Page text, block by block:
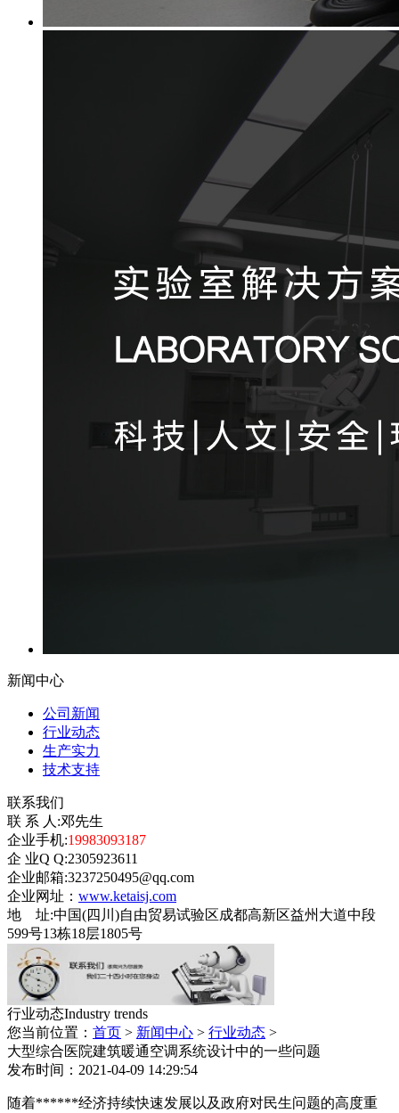
新闻中心
公司新闻
行业动态
生产实力
技术支持
联系我们
联 系 人:邓先生
企业手机:19983093187
企 业Q Q:2305923611
企业邮箱:3237250495@qq.com
企业网址： www.ketaisj.com
地 址:中国(四川)自由贸易试验区成都高新区益州大道中段
599号13栋18层1805号
行业动态Industry trends
您当前位置： 首页 > 新闻中心 > 行业动态 >
大型综合医院建筑暖通空调系统设计中的一些问题
发布时间：2021-04-09 14:29:54
随着******经济持续快速发展以及政府对民生问题的高度重